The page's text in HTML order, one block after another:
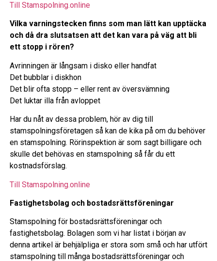
Till Stamspolning.online
Vilka varningstecken finns som man lätt kan upptäcka
och då dra slutsatsen att det kan vara på väg att bli
ett stopp i rören?
Avrinningen är långsam i disko eller handfat
Det bubblar i diskhon
Det blir ofta stopp – eller rent av översvämning
Det luktar illa från avloppet
Har du nåt av dessa problem, hör av dig till
stamspolningsföretagen så kan de kika på om du behöver
en stamspolning. Rörinspektion är som sagt billigare och
skulle det behövas en stamspolning så får du ett
kostnadsförslag.
Till Stamspolning.online
Fastighetsbolag och bostadsrättsföreningar
Stamspolning för bostadsrättsföreningar och
fastighetsbolag. Bolagen som vi har listat i början av
denna artikel är behjälpliga er stora som små och har utfört
stamspolning till många bostadsrättsföreningar och